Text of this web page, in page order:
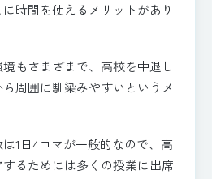
時間を使えるメリットがあり
もさまざまで、高校を中退し
周囲に馴染みやすいというメ
1日4コマが一般的なので、高
るためには多くの授業に出席